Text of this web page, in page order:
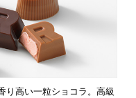
り高い一粒ショコラ。高級